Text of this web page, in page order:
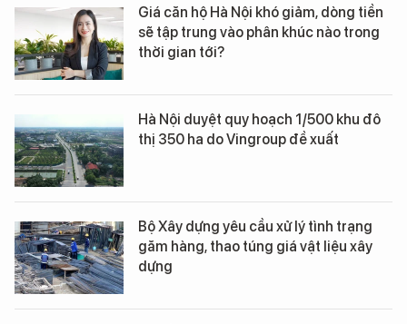
Giá căn hộ Hà Nội khó giảm, dòng tiền
sẽ tập trung vào phân khúc nào trong
thời gian tới?
Hà Nội duyệt quy hoạch 1/500 khu đô
thị 350 ha do Vingroup đề xuất
Bộ Xây dựng yêu cầu xử lý tình trạng
găm hàng, thao túng giá vật liệu xây
dựng